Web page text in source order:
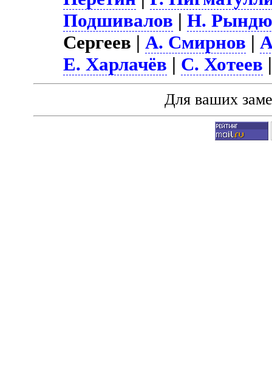
Подшивалов |Н.
Сергеев |А. Смирнов |
Е. Харлачёв | С. Хотеев
Для ваших